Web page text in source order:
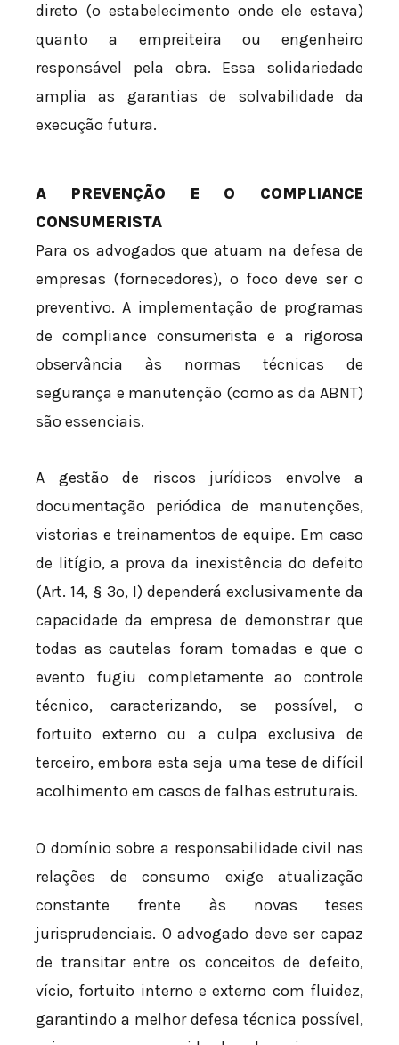
direto (o estabelecimento onde ele estava)
quanto a empreiteira ou engenheiro
responsável pela obra. Essa solidariedade
amplia as garantias de solvabilidade da
execução futura.
A PREVENÇÃO E O COMPLIANCE
CONSUMERISTA
Para os advogados que atuam na defesa de
empresas (fornecedores), o foco deve ser o
preventivo. A implementação de programas
de compliance consumerista e a rigorosa
observância às normas técnicas de
segurança e manutenção (como as da ABNT)
são essenciais.
A gestão de riscos jurídicos envolve a
documentação periódica de manutenções,
vistorias e treinamentos de equipe. Em caso
de litígio, a prova da inexistência do defeito
(Art. 14, § 3º, I) dependerá exclusivamente da
capacidade da empresa de demonstrar que
todas as cautelas foram tomadas e que o
evento fugiu completamente ao controle
técnico, caracterizando, se possível, o
fortuito externo ou a culpa exclusiva de
terceiro, embora esta seja uma tese de difícil
acolhimento em casos de falhas estruturais.
O domínio sobre a responsabilidade civil nas
relações de consumo exige atualização
constante frente às novas teses
jurisprudenciais. O advogado deve ser capaz
de transitar entre os conceitos de defeito,
vício, fortuito interno e externo com fluidez,
garantindo a melhor defesa técnica possível,